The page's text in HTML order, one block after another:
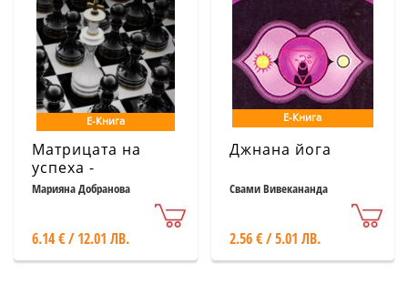
Е-Книга
Матрицата на
успеха -
Предопределено
Марияна Добранова
6.14 € / 12.01 ЛВ.
Е-Книга
Джнана йога
Свами Вивекананда
2.56 € / 5.01 ЛВ.